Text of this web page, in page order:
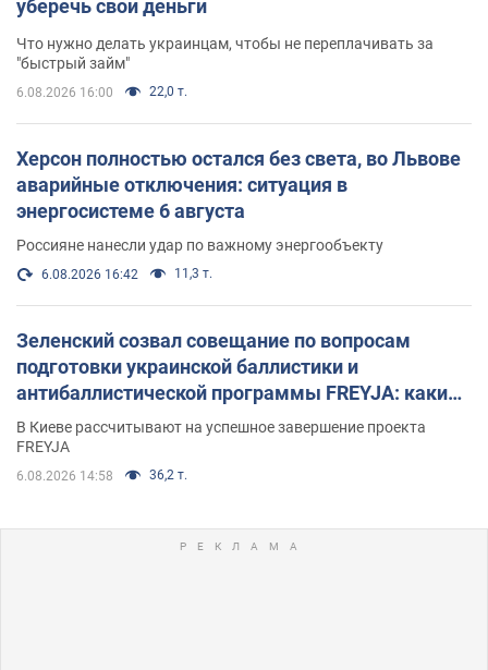
уберечь свои деньги
Что нужно делать украинцам, чтобы не переплачивать за
"быстрый займ"
6.08.2026 16:00 22,0 т.
Херсон полностью остался без света, во Львове
аварийные отключения: ситуация в
энергосистеме 6 августа
Россияне нанесли удар по важному энергообъекту
6.08.2026 16:42 11,3 т.
Зеленский созвал совещание по вопросам
подготовки украинской баллистики и
антибаллистической программы FREYJA: какие
решения готовятся
В Киеве рассчитывают на успешное завершение проекта
FREYJA
6.08.2026 14:58 36,2 т.